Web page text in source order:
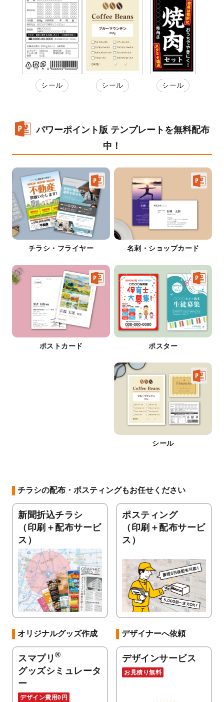
シール シール シール
パワーポイント版 テンプレートを無料配布
中！
チラシ・フライヤー 名刺・ショップカード
ポストカード ポスター
シール
チラシの配布・ポスティングもお任せください
新聞折込チラシ
（印刷＋配布サービ
ス）
ポスティング
（印刷＋配布サービ
ス）
オリジナルグッズ作成
スマプリ ®
グッズシミュレータ
ー
デザイン費用0円
デザイナーへ依頼
デザインサービス
お見積り無料